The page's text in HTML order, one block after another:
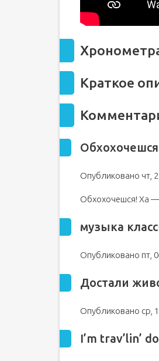
Ералаш урок
«Ералаш»: Времена
Краткое
Опубликовано чт,
Обхохочешся! Ха —
музыка
Опубликовано пт,
Достали
Опубликовано ср,
I’m trav’lin’